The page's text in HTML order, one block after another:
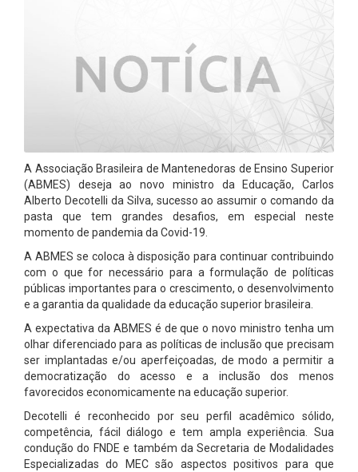
A Associação Brasileira de Mantenedoras de Ensino Superior
(ABMES) deseja ao novo ministro da Educação, Carlos
Alberto Decotelli da Silva, sucesso ao assumir o comando da
pasta que tem grandes desafios, em especial neste
momento de pandemia da Covid-19.
A ABMES se coloca à disposição para continuar contribuindo
com o que for necessário para a formulação de políticas
públicas importantes para o crescimento, o desenvolvimento
e a garantia da qualidade da educação superior brasileira.
A expectativa da ABMES é de que o novo ministro tenha um
olhar diferenciado para as políticas de inclusão que precisam
ser implantadas e/ou aperfeiçoadas, de modo a permitir a
democratização do acesso e a inclusão dos menos
favorecidos economicamente na educação superior.
Decotelli é reconhecido por seu perfil acadêmico sólido,
competência, fácil diálogo e tem ampla experiência. Sua
condução do FNDE e também da Secretaria de Modalidades
Especializadas do MEC são aspectos positivos para que